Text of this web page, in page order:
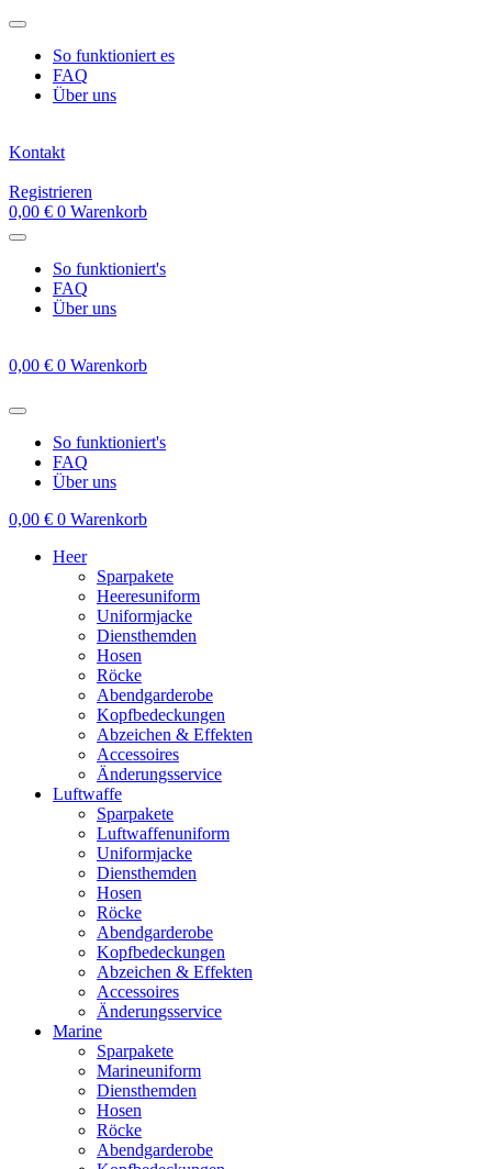
Zum
springenSo funktioniert es
FAQ
Über uns
Kontakt
Registrieren
0,00 € 0 Warenkorb
So funktioniert's
FAQ
Über uns
0,00 € 0 Warenkorb
So funktioniert's
FAQ
Über uns
0,00 € 0 Warenkorb
Heer
Sparpakete
Heeresuniform
Uniformjacke
Diensthemden
Hosen
Röcke
Abendgarderobe
Kopfbedeckungen
Abzeichen & Effekten
Accessoires
Änderungsservice
Luftwaffe
Sparpakete
Luftwaffenuniform
Uniformjacke
Diensthemden
Hosen
Röcke
Abendgarderobe
Kopfbedeckungen
Abzeichen & Effekten
Accessoires
Änderungsservice
Marine
Sparpakete
Marineuniform
Diensthemden
Hosen
Röcke
Abendgarderobe